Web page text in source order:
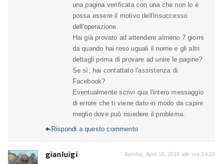
una pagina verificata con una che non lo è
possa essere il motivo dell'insuccesso
dell'operazione.
Hai già provato ad attendere almeno 7 giorni
da quando hai reso uguali il nome e gli altri
dettagli prima di provare ad unire le pagine?
Se sì, hai contattato l'assistenza di
Facebook?
Eventualmente scrivi qua l'intero messaggio
di errore che ti viene dato in modo da capire
meglio dove può risiedere il problema.
Rispondi a questo commento
gianluigi Sunday, April 10, 2016 alle ore 19:20